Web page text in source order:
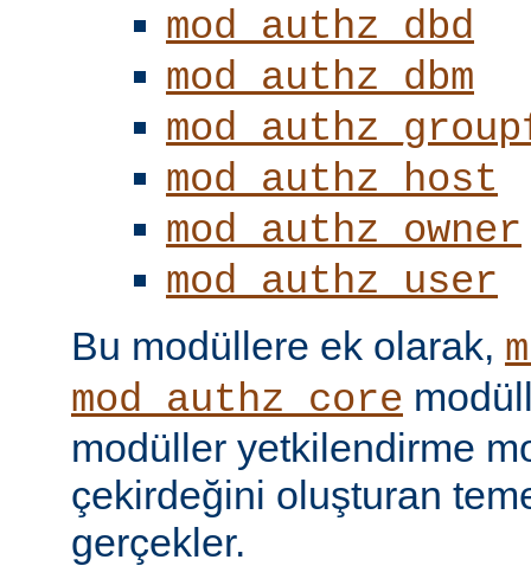
mod_authz_dbd
mod_authz_dbm
mod_authz_host
mod_authz_owner
mod_authz_user
Bu modüllere ek olarak,
mod_authz_core
modüller yetkilendirme
çekirdeğini oluşturan
gerçekler.